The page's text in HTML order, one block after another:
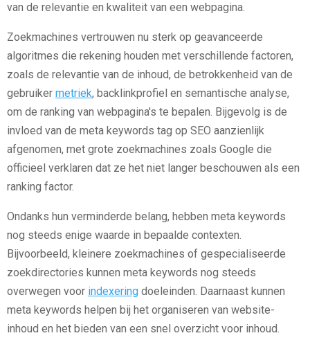
van de relevantie en kwaliteit van een webpagina.
Zoekmachines vertrouwen nu sterk op geavanceerde
algoritmes die rekening houden met verschillende factoren,
zoals de relevantie van de inhoud, de betrokkenheid van de
gebruiker metriek, backlinkprofiel en semantische analyse,
om de ranking van webpagina's te bepalen. Bijgevolg is de
invloed van de meta keywords tag op SEO aanzienlijk
afgenomen, met grote zoekmachines zoals Google die
officieel verklaren dat ze het niet langer beschouwen als een
ranking factor.
Ondanks hun verminderde belang, hebben meta keywords
nog steeds enige waarde in bepaalde contexten.
Bijvoorbeeld, kleinere zoekmachines of gespecialiseerde
zoekdirectories kunnen meta keywords nog steeds
overwegen voor indexering doeleinden. Daarnaast kunnen
meta keywords helpen bij het organiseren van website-
inhoud en het bieden van een snel overzicht voor inhoud.